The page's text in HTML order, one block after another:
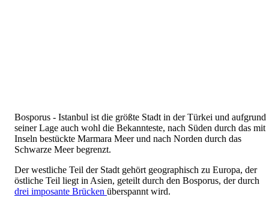
Bosporus - Istanbul ist die größte Stadt in der Türkei und aufgrund
seiner Lage auch wohl die Bekannteste, nach Süden durch das mit
Inseln bestückte Marmara Meer und nach Norden durch das
Schwarze Meer begrenzt.
Der westliche Teil der Stadt gehört geographisch zu Europa, der
östliche Teil liegt in Asien, geteilt durch den Bosporus, der durch
drei imposante Brücken überspannt wird.